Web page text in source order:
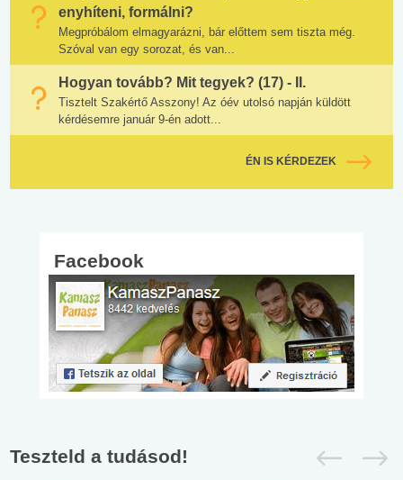
enyhíteni, formálni?
Megpróbálom elmagyarázni, bár előttem sem tiszta még.
Szóval van egy sorozat, és van...
Hogyan tovább? Mit tegyek? (17) - II.
Tisztelt Szakértő Asszony! Az óév utolsó napján küldött
kérdésemre január 9-én adott...
ÉN IS KÉRDEZEK
Facebook
Teszteld a tudásod!